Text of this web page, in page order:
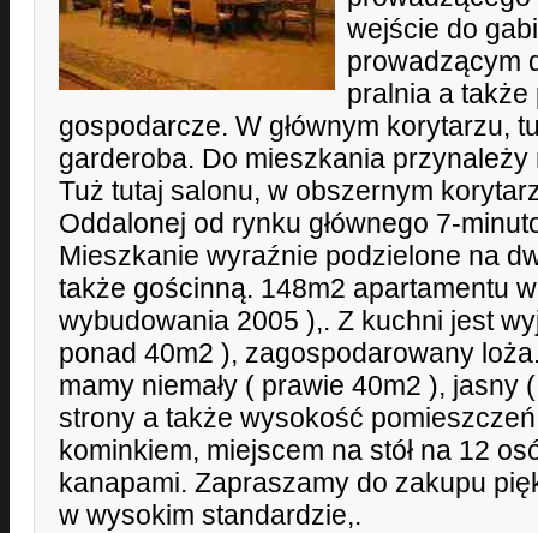
wejście do
prowadzącym
pralnia a
gospodarcze. W głównym korytarzu,
garderoba. Do mieszkania
Tuż tutaj salonu, w obszernym
Oddalonej od rynku głównego 7-
Mieszkanie wyraźnie podzielone na
także gościnną. 148m2 apartamentu
wybudowania 2005 ),. Z kuchni jest
ponad 40m2 ), zagospodarowany
mamy niemały ( prawie 40m2 ), jasny
strony a także wysokość
kominkiem, miejscem na stół na 12
kanapami. Zapraszamy do zakupu
w wysokim standardzie,.